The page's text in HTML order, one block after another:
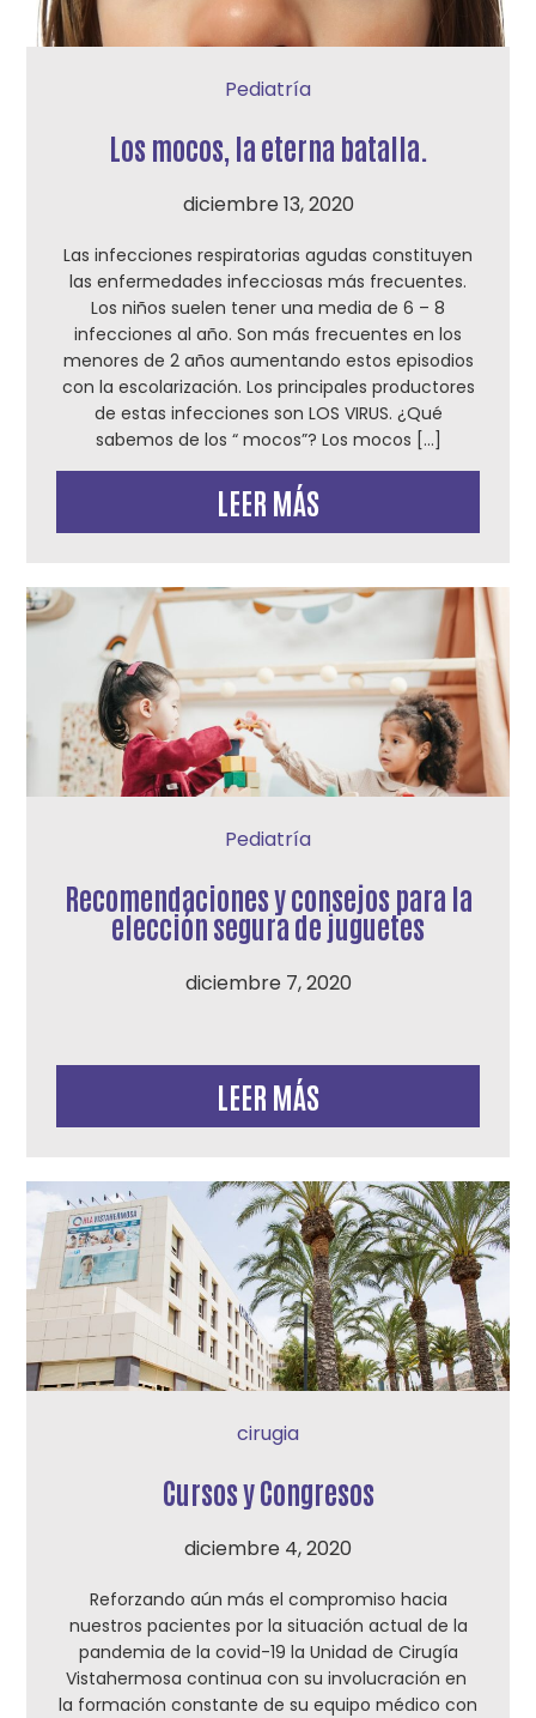
Pediatría
Los mocos, la eterna batalla.
diciembre 13, 2020
Las infecciones respiratorias agudas constituyen
las enfermedades infecciosas más frecuentes.
Los niños suelen tener una media de 6 – 8
infecciones al año. Son más frecuentes en los
menores de 2 años aumentando estos episodios
con la escolarización. Los principales productores
de estas infecciones son LOS VIRUS. ¿Qué
sabemos de los “ mocos”? Los mocos […]
LEER MÁS
Pediatría
Recomendaciones y consejos para la
elección segura de juguetes
diciembre 7, 2020
LEER MÁS
cirugia
Cursos y Congresos
diciembre 4, 2020
Reforzando aún más el compromiso hacia
nuestros pacientes por la situación actual de la
pandemia de la covid-19 la Unidad de Cirugía
Vistahermosa continua con su involucración en
la formación constante de su equipo médico con